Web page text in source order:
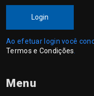
Login
Ao efetuar login você
Termos e Condições
Menu